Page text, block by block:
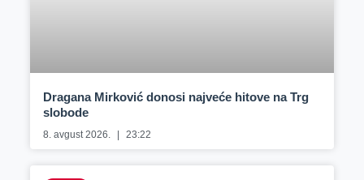
Dragana Mirković donosi najveće hitove na Trg
slobode
8. avgust 2026. 23:22